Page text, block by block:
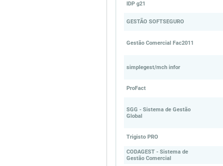
IDP g21
GESTÃO SOFTSEGURO
Gestão Comercial Fac2011
simplegest/mch infor
ProFact
SGG - Sistema de Gestão
Global
Trigisto PRO
CODAGEST - Sistema de
Gestão Comercial